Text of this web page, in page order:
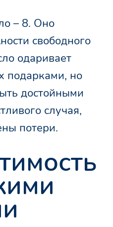
– 8. Оно
свободного
одаривает
подарками, но
достойными
случая,
потери.